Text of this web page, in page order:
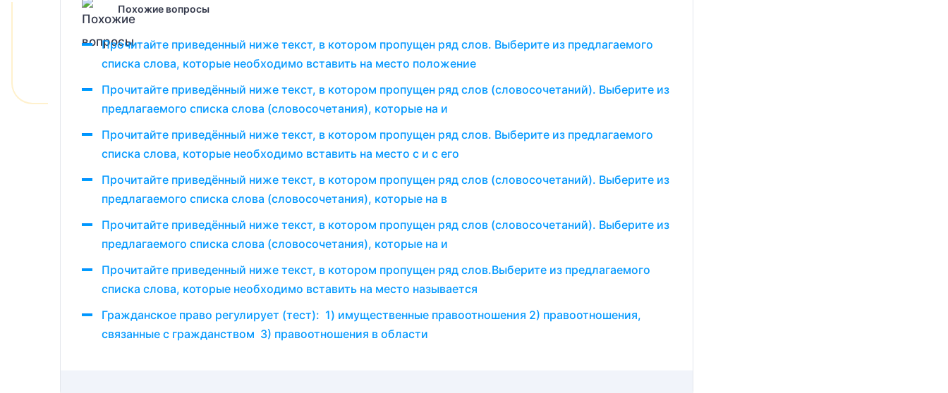
Похожие вопросы
Прочитайте приведенный ниже текст, в котором пропущен ряд слов. Выберите из предлагаемого
списка слова, которые необходимо вставить на место положение
Прочитайте приведённый ниже текст, в котором пропущен ряд слов (словосочетаний). Выберите из
предлагаемого списка слова (словосочетания), которые на и
Прочитайте приведённый ниже текст, в котором пропущен ряд слов. Выберите из предлагаемого
списка слова, которые необходимо вставить на место с и с его
Прочитайте приведённый ниже текст, в котором пропущен ряд слов (словосочетаний). Выберите из
предлагаемого списка слова (словосочетания), которые на в
Прочитайте приведённый ниже текст, в котором пропущен ряд слов (словосочетаний). Выберите из
предлагаемого списка слова (словосочетания), которые на и
Прочитайте приведенный ниже текст, в котором пропущен ряд слов.Выберите из предлагаемого
списка слова, которые необходимо вставить на место называется
Гражданское право регулирует (тест): 1) имущественные правоотношения 2) правоотношения,
связанные с гражданством 3) правоотношения в области